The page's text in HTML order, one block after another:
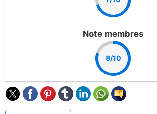
Note membres
8/10